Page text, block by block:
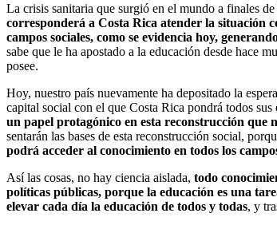
La crisis sanitaria que surgió en el mundo a finales
corresponderá a Costa Rica atender la situación
campos sociales, como se evidencia hoy,
sabe que le ha apostado a la educación desde hace
posee.
Hoy, nuestro país nuevamente ha depositado la
capital social con el que Costa Rica pondrá todos
un papel protagónico en esta reconstrucción que
sentarán las bases de esta reconstrucción social,
podrá acceder al conocimiento en todos los
Así las cosas, no hay ciencia aislada, todo
políticas públicas, porque la educación es una
elevar cada día la educación de todos y todas, y